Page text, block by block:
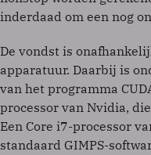
inderdaad om een nog
De vondst is
apparatuur. Daarbij is
van het programma
processor van Nvidia,
Een Core i7-processor
standaard GIMPS-